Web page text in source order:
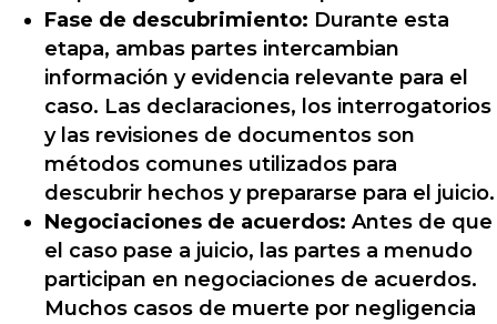
Fase de descubrimiento: Durante esta
etapa, ambas partes intercambian
información y evidencia relevante para el
caso. Las declaraciones, los interrogatorios
y las revisiones de documentos son
métodos comunes utilizados para
descubrir hechos y prepararse para el juicio.
Negociaciones de acuerdos: Antes de que
el caso pase a juicio, las partes a menudo
participan en negociaciones de acuerdos.
Muchos casos de muerte por negligencia